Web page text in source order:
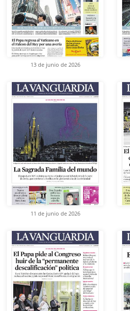
13 de junio de 2026
11 de junio de 2026